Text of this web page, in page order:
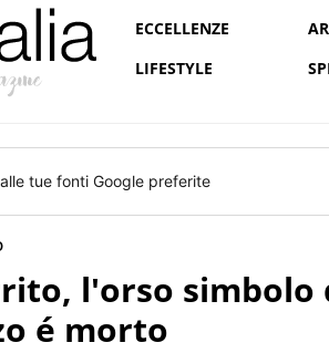
ECCELLENZE
LIFESTYLE
alle tue fonti Google preferite
l'orso simbolo
é morto